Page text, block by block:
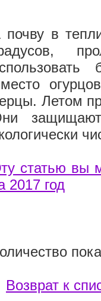
почву в
Летом
статью вы
2017 год
Возврат к